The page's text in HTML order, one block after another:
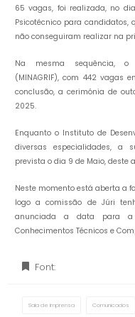
65 vagas, foi realizada, no
Psicotécnico para candidatos,
não conseguiram realizar na
Na mesma sequência, o
(MINAGRIF), com 442 vagas
conclusão, a cerimónia de
2025.
Enquanto o Instituto de
diversas especialidades, a
prevista o dia 9 de Maio, deste
Neste momento está aberta a
logo a comissão de Júri
anunciada a data para a
Conhecimentos Técnicos e
Font:
Sala de Imprensa Comunicados